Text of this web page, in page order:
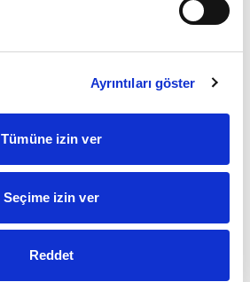
Ayrıntıları göster
Tümüne izin ver
Seçime izin ver
Reddet